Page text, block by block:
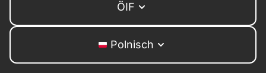
ÖIF
Polnisch